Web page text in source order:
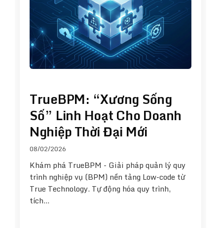
TrueBPM: “Xương Sống
Số” Linh Hoạt Cho Doanh
Nghiệp Thời Đại Mới
08/02/2026
Khám phá TrueBPM - Giải pháp quản lý quy
trình nghiệp vụ (BPM) nền tảng Low-code từ
True Technology. Tự động hóa quy trình,
tích…